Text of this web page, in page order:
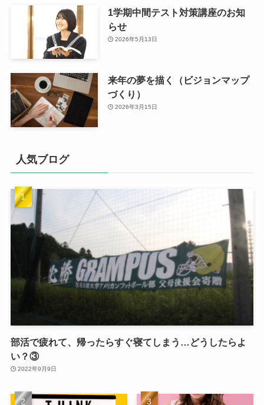
1学期中間テスト対策講座のお知
らせ
2026年5月13日
来年の夢を描く（ビジョンマップ
づくり）
2026年3月15日
人気ブログ
部活で疲れて、帰ったらすぐ寝てしまう…どうしたらよ
い？③
2022年9月9日